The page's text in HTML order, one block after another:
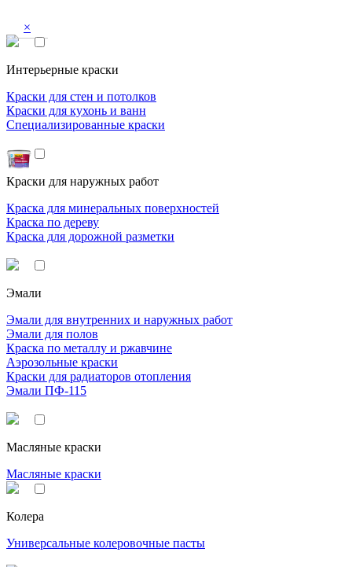
×
Интерьерные краски
Краски для стен и потолков
Краски для кухонь и ванн
Специализированные краски
Краски для наружных работ
Краска для минеральных поверхностей
Краска по дереву
Краска для дорожной разметки
Эмали
Эмали для внутренних и наружных работ
Эмали для полов
Краска по металлу и ржавчине
Аэрозольные краски
Краски для радиаторов отопления
Эмали ПФ-115
Масляные краски
Масляные краски
Колера
Универсальные колеровочные пасты